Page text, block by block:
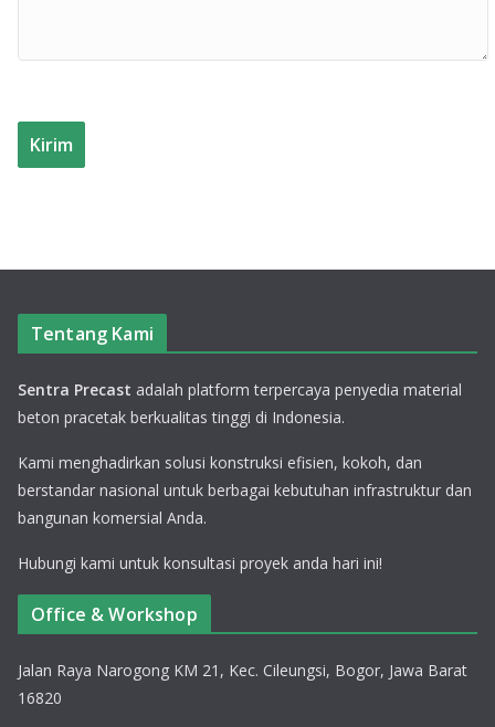
Tentang Kami
Sentra Precast adalah platform terpercaya penyedia material
beton pracetak berkualitas tinggi di Indonesia.
Kami menghadirkan solusi konstruksi efisien, kokoh, dan
berstandar nasional untuk berbagai kebutuhan infrastruktur dan
bangunan komersial Anda.
Hubungi kami untuk konsultasi proyek anda hari ini!
Office & Workshop
Jalan Raya Narogong KM 21, Kec. Cileungsi, Bogor, Jawa Barat
16820